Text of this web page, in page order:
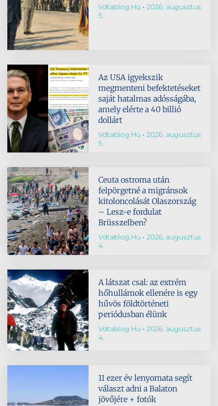
Vdtablog.hu
2026. augusztus
5.
Az USA igyekszik
megmenteni befektetéseket
saját hatalmas adósságába,
amely elérte a 40 billió
dollárt
Vdtablog.hu
2026. augusztus
5.
Ceuta ostroma után
felpörgetné a migránsok
kitoloncolását Olaszország
– Lesz-e fordulat
Brüsszelben?
Vdtablog.hu
2026. augusztus
4.
A látszat csal: az extrém
hőhullámok ellenére is egy
hűvös földtörténeti
periódusban élünk
Vdtablog.hu
2026. augusztus
4.
11 ezer év lenyomata segít
választ adni a Balaton
jövőjére + fotók